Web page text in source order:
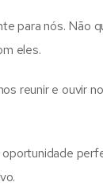
para nós. Não
eles.
reunir e ouvir
oportunidade